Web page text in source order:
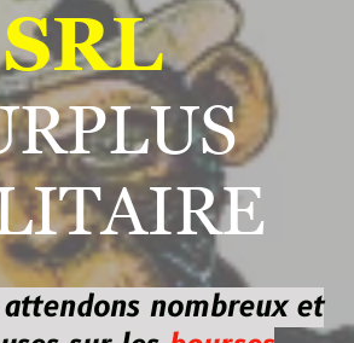
SRL
nombreux et